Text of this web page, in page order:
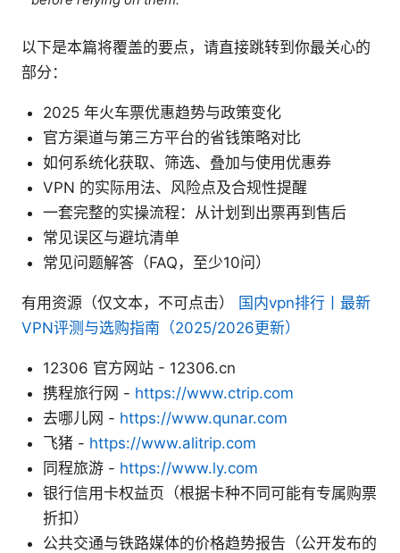
以下是本篇将覆盖的要点，请直接跳转到你最关心的
部分：
2025 年火车票优惠趋势与政策变化
官方渠道与第三方平台的省钱策略对比
如何系统化获取、筛选、叠加与使用优惠券
VPN 的实际用法、风险点及合规性提醒
一套完整的实操流程：从计划到出票再到售后
常见误区与避坑清单
常见问题解答（FAQ，至少10问）
有用资源（仅文本，不可点击） 国内vpn排行丨最新
VPN评测与选购指南（2025/2026更新）
12306 官方网站 - 12306.cn
携程旅行网 - https://www.ctrip.com
去哪儿网 - https://www.qunar.com
飞猪 - https://www.alitrip.com
同程旅游 - https://www.ly.com
银行信用卡权益页（根据卡种不同可能有专属购票
折扣）
公共交通与铁路媒体的价格趋势报告（公开发布的